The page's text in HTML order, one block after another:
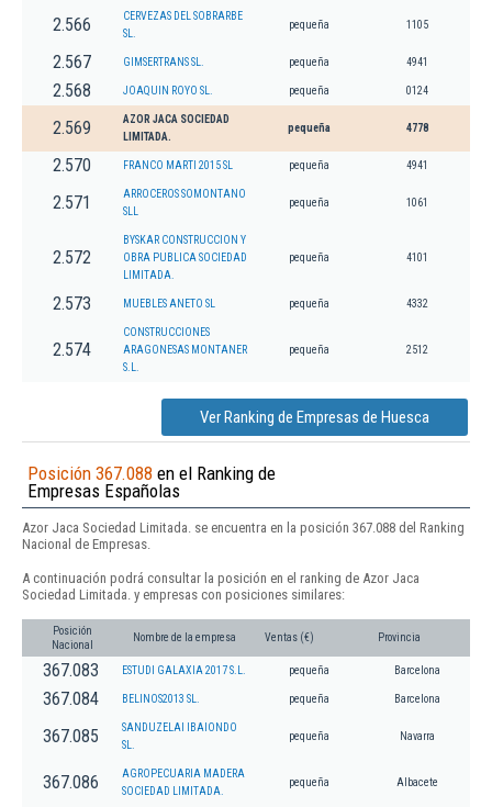
2.566
CERVEZAS DEL SOBRARBE
SL.
pequeña 1105
2.567 GIMSERTRANS SL. pequeña 4941
2.568 JOAQUIN ROYO SL. pequeña 0124
2.569
AZOR JACA SOCIEDAD
LIMITADA.
pequeña 4778
2.570 FRANCO MARTI 2015 SL pequeña 4941
2.571
ARROCEROS SOMONTANO
SLL
pequeña 1061
2.572
BYSKAR CONSTRUCCION Y
OBRA PUBLICA SOCIEDAD
LIMITADA.
pequeña 4101
2.573 MUEBLES ANETO SL pequeña 4332
2.574
CONSTRUCCIONES
ARAGONESAS MONTANER
S.L.
pequeña 2512
Ver Ranking de Empresas de Huesca
Posición 367.088 en el Ranking de
Empresas Españolas
Azor Jaca Sociedad Limitada. se encuentra en la posición 367.088 del Ranking
Nacional de Empresas.
A continuación podrá consultar la posición en el ranking de Azor Jaca
Sociedad Limitada. y empresas con posiciones similares:
Posición
Nacional
Nombre de la empresa Ventas (€) Provincia
367.083 ESTUDI GALAXIA 2017 S.L. pequeña Barcelona
367.084 BELINOS2013 SL. pequeña Barcelona
367.085
SANDUZELAI IBAIONDO
SL.
pequeña Navarra
367.086
AGROPECUARIA MADERA
SOCIEDAD LIMITADA.
pequeña Albacete